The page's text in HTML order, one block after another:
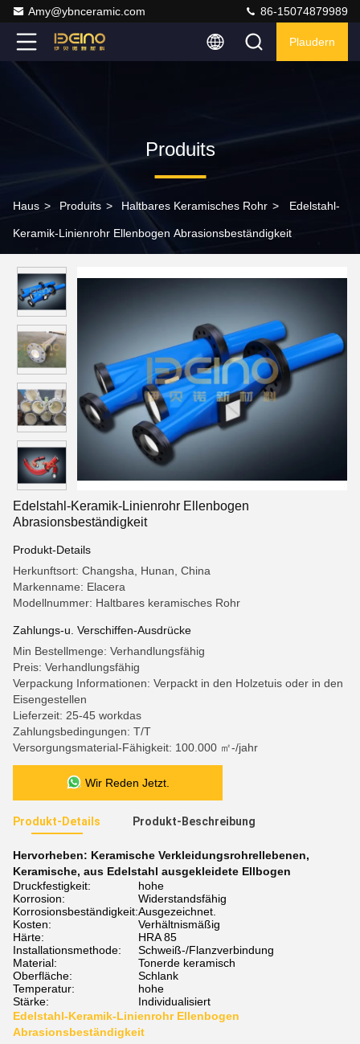
Amy@ybnceramic.com 86-15074879989
Plaudern
Produits
Haus > Produits > Haltbares Keramisches Rohr > Edelstahl-
Keramik-Linienrohr Ellenbogen Abrasionsbeständigkeit
Edelstahl-Keramik-Linienrohr Ellenbogen
Abrasionsbeständigkeit
Produkt-Details
Herkunftsort: Changsha, Hunan, China
Markenname: Elacera
Modellnummer: Haltbares keramisches Rohr
Zahlungs-u. Verschiffen-Ausdrücke
Min Bestellmenge: Verhandlungsfähig
Preis: Verhandlungsfähig
Verpackung Informationen: Verpackt in den Holzetuis oder in den
Eisengestellen
Lieferzeit: 25-45 workdas
Zahlungsbedingungen: T/T
Versorgungsmaterial-Fähigkeit: 100.000 ㎡-/jahr
Wir Reden Jetzt.
Produkt-Details Produkt-Beschreibung
Hervorheben: Keramische Verkleidungsrohrellebenen,
Keramische, aus Edelstahl ausgekleidete Ellbogen
Druckfestigkeit:
hohe
Korrosion:
Widerstandsfähig
Korrosionsbeständigkeit:Ausgezeichnet.
Kosten:
Verhältnismäßig
Härte:
HRA 85
Installationsmethode:
Schweiß-/Flanzverbindung
Material:
Tonerde keramisch
Oberfläche:
Schlank
Temperatur:
hohe
Stärke:
Individualisiert
Edelstahl-Keramik-Linienrohr Ellenbogen
Abrasionsbeständigkeit